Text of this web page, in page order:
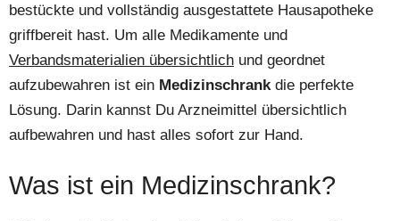
bestückte und vollständig ausgestattete Hausapotheke
griffbereit hast. Um alle Medikamente und
Verbandsmaterialien übersichtlich und geordnet
aufzubewahren ist ein Medizinschrank die perfekte
Lösung. Darin kannst Du Arzneimittel übersichtlich
aufbewahren und hast alles sofort zur Hand.
Was ist ein Medizinschrank?